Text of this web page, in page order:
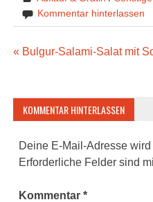
Kommentar hinterlassen
« Bulgur-Salami-Salat mit
KOMMENTAR HINTERLASSEN
Deine E-Mail-Adresse
Erforderliche Felder sind
Kommentar*